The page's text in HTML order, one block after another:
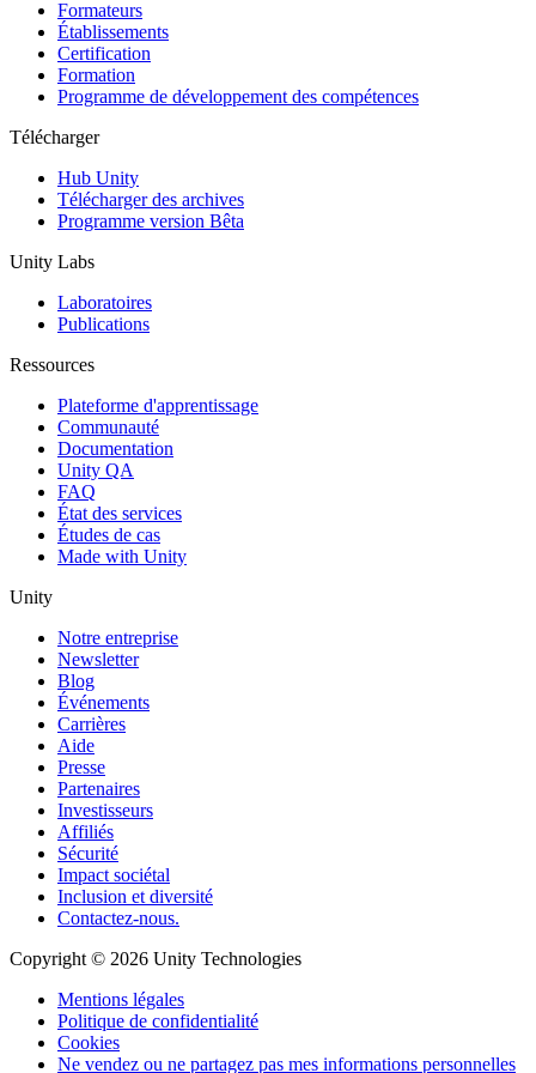
Jeux XR
Lancez des jeux XR sur plusieurs plateformes
Jeux multijoueur
Simplifiez le développement de jeux multijoueurs
Formateurs
Établissements
Certification
Formation
Programme de développement des compétences
Télécharger
Hub Unity
Télécharger des archives
Programme version Bêta
Unity Labs
Laboratoires
Publications
Ressources
Plateforme d'apprentissage
Communauté
Documentation
Unity QA
FAQ
État des services
Études de cas
Made with Unity
Unity
Notre entreprise
Newsletter
Blog
Événements
Carrières
Aide
Presse
Partenaires
Investisseurs
Affiliés
Sécurité
Impact sociétal
Inclusion et diversité
Contactez-nous.
Copyright © 2026 Unity Technologies
Mentions légales
Politique de confidentialité
Cookies
Ne vendez ou ne partagez pas mes informations personnelles